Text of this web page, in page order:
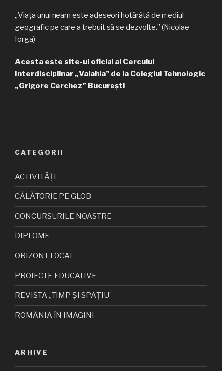
„Viața unui neam este adeseori hotărâtă de mediul
geografic pe care a trebuit să se dezvolte.” (Nicolae
Iorga)
Acesta este site-ul oficial al Cercului
Interdisciplinar „Valahia” de la Colegiul Tehnologic
„Grigore Cerchez” București
CATEGORII
ACTIVITĂȚI
CĂLĂTORIE PE GLOB
CONCURSURILE NOASTRE
DIPLOME
ORIZONT LOCAL
PROIECTE EDUCATIVE
REVISTA „TIMP ȘI SPAȚIU”
ROMÂNIA ÎN IMAGINI
ARHIVE